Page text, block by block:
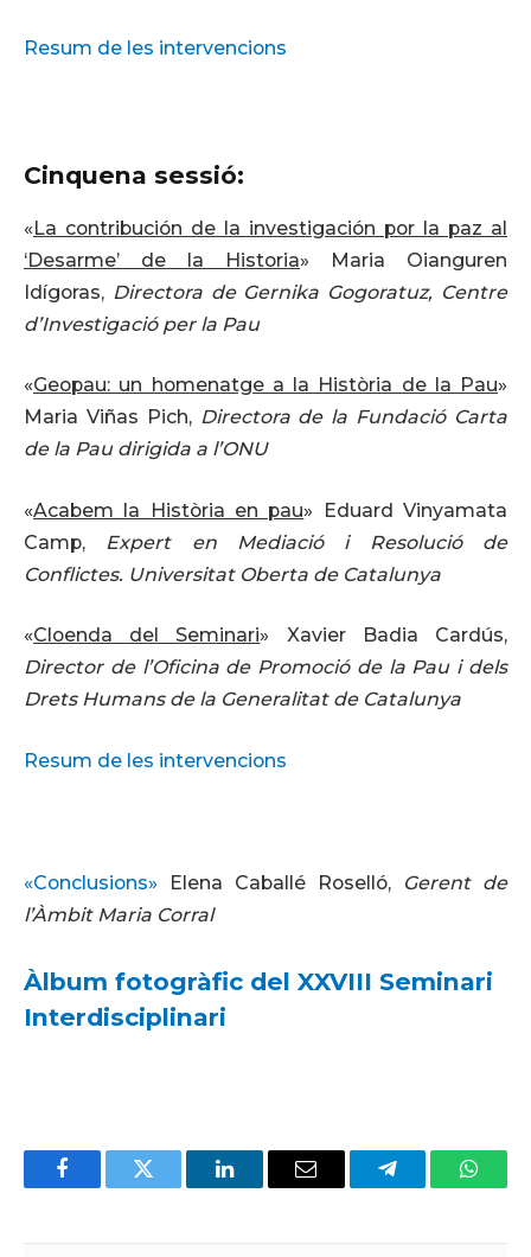
Resum de les intervencions
Cinquena sessió:
«La contribución de la investigación por la paz al
‘Desarme’ de la Historia» Maria Oianguren
Idígoras, Directora de Gernika Gogoratuz, Centre
d’Investigació per la Pau
«Geopau: un homenatge a la Història de la Pau»
Maria Viñas Pich, Directora de la Fundació Carta
de la Pau dirigida a l’ONU
«Acabem la Història en pau» Eduard Vinyamata
Camp, Expert en Mediació i Resolució de
Conflictes. Universitat Oberta de Catalunya
«Cloenda del Seminari» Xavier Badia Cardús,
Director de l’Oficina de Promoció de la Pau i dels
Drets Humans de la Generalitat de Catalunya
Resum de les intervencions
«Conclusions» Elena Caballé Roselló,
Gerent de
l’Àmbit Maria Corral
Àlbum fotogràfic del XXVIII Seminari
Interdisciplinari
FacebookTwitter LinkedInEmail Telegram